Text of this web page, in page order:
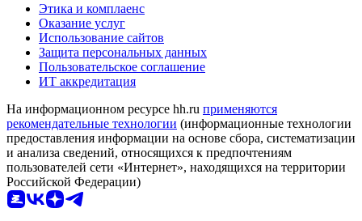
Этика и комплаенс
Оказание услуг
Использование сайтов
Защита персональных данных
Пользовательское соглашение
ИТ аккредитация
На информационном ресурсе hh.ru применяются
рекомендательные технологии (информационные технологии
предоставления информации на основе сбора, систематизации
и анализа сведений, относящихся к предпочтениям
пользователей сети «Интернет», находящихся на территории
Российской Федерации)